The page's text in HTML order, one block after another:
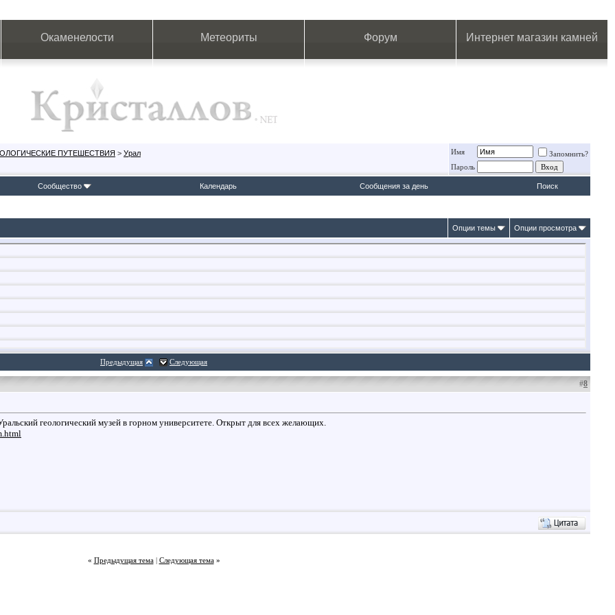
Окаменелости Метеориты Форум Интернет магазин камней
ПУТЕШЕСТВИЯ > Урал Имя
Запомнить?
Пароль
Сообщество Календарь Сообщения за день Поиск
Опции темы Опции просмотра
28.08.2012,
Предыдущая Следующая
#8
геологический музей в горном университете. Открыт для всех желающих.
« Предыдущая тема| Следующая тема »